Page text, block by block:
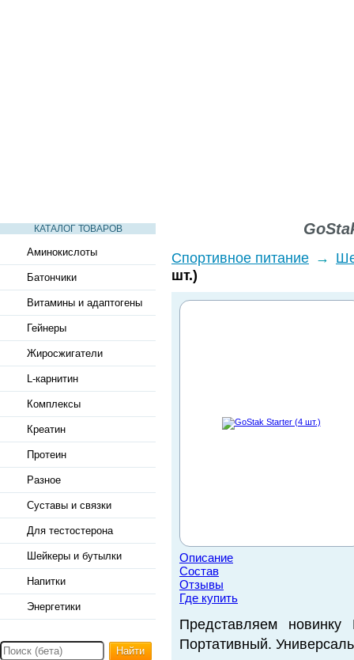
КАТАЛОГ ТОВАРОВ
Аминокислоты
Батончики
Витамины и адаптогены
Гейнеры
Жиросжигатели
L-карнитин
Комплексы
Креатин
Протеин
Разное
Суставы и связки
Для тестостерона
Шейкеры и бутылки
Напитки
Энергетики
Найти
Спортивное питание →
шт.)
Описание
Состав
Отзывы
Где купить
Представляем
Портативный.